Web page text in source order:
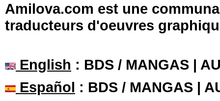
Amilova.com est une
traducteurs d'oeuvres
English : BDS / MANGAS |
Español : BDS / MANGAS |